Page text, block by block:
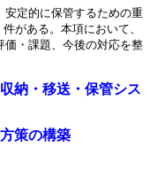
定的に保管するための重
がある。本項において、
価・課題、今後の対応を整
納・移送・保管シス
策の構築